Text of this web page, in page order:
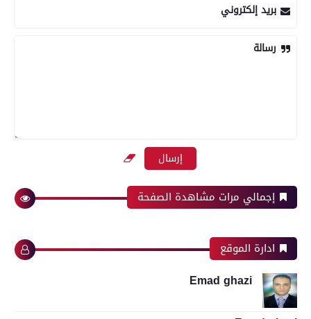
بريد إلكتروني
رسالة
إجمالي مرات مشاهدة الصفحة
ادارة الموقع
Emad ghazi